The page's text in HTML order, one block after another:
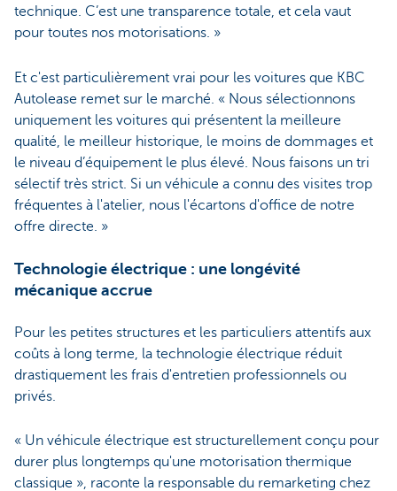
technique. C’est une transparence totale, et cela vaut
pour toutes nos motorisations. »
Et c'est particulièrement vrai pour les voitures que KBC
Autolease remet sur le marché. « Nous sélectionnons
uniquement les voitures qui présentent la meilleure
qualité, le meilleur historique, le moins de dommages et
le niveau d’équipement le plus élevé. Nous faisons un tri
sélectif très strict. Si un véhicule a connu des visites trop
fréquentes à l'atelier, nous l'écartons d'office de notre
offre directe. »
Technologie électrique : une longévité
mécanique accrue
Pour les petites structures et les particuliers attentifs aux
coûts à long terme, la technologie électrique réduit
drastiquement les frais d'entretien professionnels ou
privés.
« Un véhicule électrique est structurellement conçu pour
durer plus longtemps qu'une motorisation thermique
classique », raconte la responsable du remarketing chez